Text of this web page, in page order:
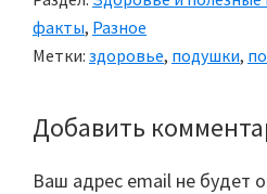
факты, Разное
Метки: здоровье, подушки,
Reader
Interactions
Добавить
Ваш адрес email не будет